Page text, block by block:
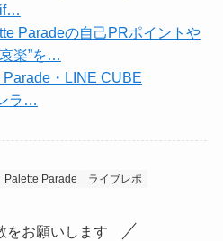
Paradeの自己PRポイントや
楽”を…
Parade・LINE CUBE
ラ…
Palette Parade ライブレポ
をお願いします